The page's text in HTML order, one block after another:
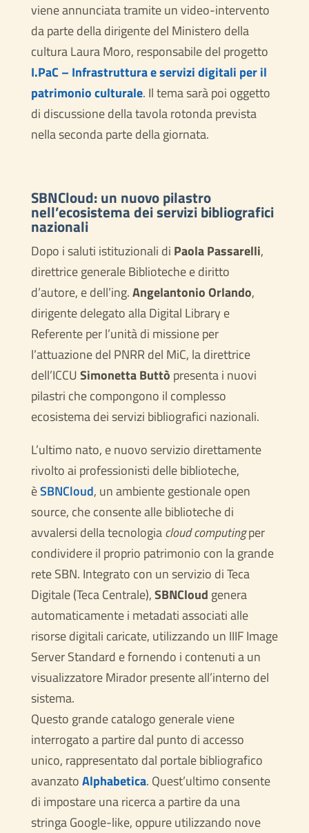
viene annunciata tramite un video-intervento
da parte della dirigente del Ministero della
cultura Laura Moro, responsabile del progetto
I.PaC – Infrastruttura e servizi digitali per il
patrimonio culturale. Il tema sarà poi oggetto
di discussione della tavola rotonda prevista
nella seconda parte della giornata.
SBNCloud: un nuovo pilastro
nell’ecosistema dei servizi bibliografici
nazionali
Dopo i saluti istituzionali di Paola Passarelli,
direttrice generale Biblioteche e diritto
d’autore, e dell’ing.Angelantonio Orlando,
dirigente delegato alla Digital Library e
Referente per l’unità di missione per
l’attuazione del PNRR del MiC, la direttrice
dell’ICCUSimonetta Buttò presenta i nuovi
pilastri che compongono il complesso
ecosistema dei servizi bibliografici nazionali.
L’ultimo nato, e nuovo servizio direttamente
rivolto ai professionisti delle biblioteche,
èSBNCloud, un ambiente gestionale open
source, che consente alle biblioteche di
avvalersi della tecnologiacloud computingper
condividere il proprio patrimonio con la grande
rete SBN. Integrato con un servizio di Teca
Digitale (Teca Centrale),SBNCloud genera
automaticamente i metadati associati alle
risorse digitali caricate, utilizzando un IIIF Image
Server Standard e fornendo i contenuti a un
visualizzatore Mirador presente all’interno del
sistema.
Questo grande catalogo generale viene
interrogato a partire dal punto di accesso
unico, rappresentato dal portale bibliografico
avanzatoAlphabetica. Quest’ultimo consente
di impostare una ricerca a partire da una
stringa Google-like, oppure utilizzando nove